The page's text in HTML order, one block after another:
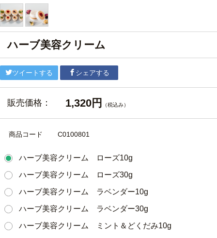
ハーブ美容クリーム
ツイートする シェアする
販売価格： 1,320円 （税込み）
商品コード C0100801
ハーブ美容クリーム ローズ10g
ハーブ美容クリーム ローズ30g
ハーブ美容クリーム ラベンダー10g
ハーブ美容クリーム ラベンダー30g
ハーブ美容クリーム ミント＆どくだみ10g